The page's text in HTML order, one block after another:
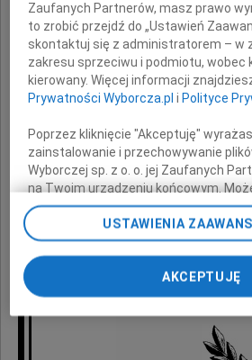
Dziekan,
Wydziału
Zaufanych Partnerów, masz prawo
to zrobić przejdź do „Ustawień
skontaktuj się z administratorem – w
zakresu sprzeciwu i podmiotu, wobec
kierowany. Więcej informacji
Prywatności Wyborcza.pl i Polityce
Poprzez kliknięcie "Akceptuję"
zainstalowanie i przechowywanie
Wyborczej sp. z o. o. jej Zaufanych
na Twoim urządzeniu końcowym.
chwili zmienić swoje preferencje dot.
ponownie wywołując narzędzie do
preferencjami dot. przetwarzania
odnośnik „Ustawienia prywatności” w
przechodząc do sekcji „Ustawienia
Zmiana ustawień plików cookie
pomocą ustawień przeglądarki.
My, nasi Zaufani Partnerzy i Agora S.A.
USTAWIENIA
AKCEPTUJĘ